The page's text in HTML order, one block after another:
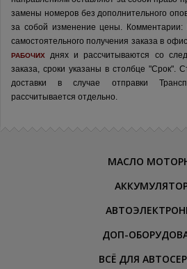
замены номеров без дополнительного
за собой изменение цены. Комментарии:
самостоятельного получения заказа в
РАБОЧИХ
днях и рассчитываются со
заказа, сроки указаны в столбце "Срок".
доставки в случае отправки
рассчитывается отдельно.
МАСЛО
ДОП-
ВСЁ ДЛЯ